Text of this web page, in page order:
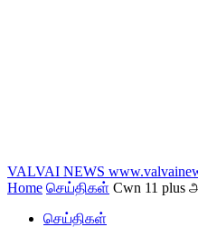
VALVAI NEWS
Home செய்திகள் Cwn 11 plus
செய்திகள்